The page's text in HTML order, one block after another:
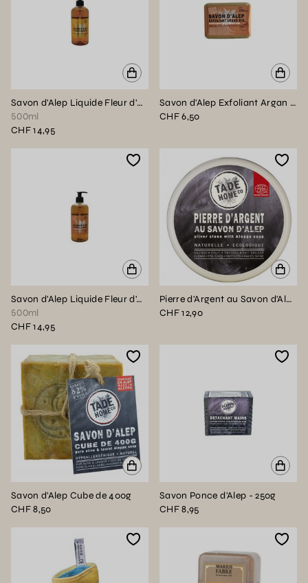
Savon d'Alep Liquide Fleur d'Oranger - 500ml
500ml
CHF 14,95
Savon d'Alep Exfoliant Argan Bio - 100g
CHF 6,50
Savon d'Alep Liquide Fleur d'Argan - 500ml
500ml
CHF 14,95
Pierre d'Argent au Savon d'Alep certifiée Ecodétergent - 300g
CHF 12,90
Savon d'Alep Cube de 400g
CHF 8,50
Savon Ponce d'Alep - 250g
CHF 8,95